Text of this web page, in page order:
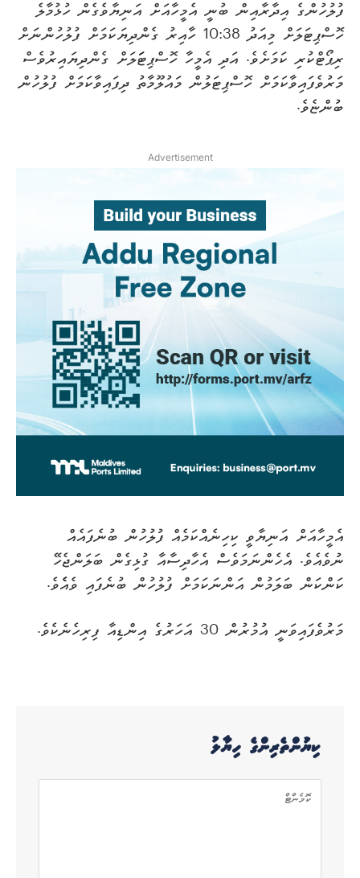
ފުލުހުންގެ އިދާރާއިން ބުނީ އެމީހާއަށް އަނިޔާވެގެން ހުޅުމާލެ
ހޮސްޕިޓަލަށް މިއަދު 10:38 ހާއިރު ގެންދިޔަކަމަށް ފުލުހުންނަށް
ރިޕޯޓްކުރި ކަމަށެވެ. އަދި އެމީހާ ހޮސްޕިޓަަލަށް ގެންދިޔައިރުވެސް
މަރުވެފައިވާކަމަށް ހޮސްޕިޓަލުން މައުލޫމާތު ދިފައިވާކަމަށް ފުލުހުން
ބުންޏެވެ.
Advertisement
އެމީހާއަށް އަނިޔާވީ ކިހިނެއްކަމެއް ފުލުހުން ބުނެފައެއް
ނުވެއެވެ. އެހެންނަމަވެސް އެހާދިސާއާ ގުޅިގެން ބަލަންޖެހޭ
ކަންކަން ބަލަމުން އަންނަކަމަށް ފުލުހުން ބުނެފައި ވެއެެވެ.
މަރުވެފައިވަނީ އުމުރުން 30 އަހަރުގެ އިންޑިއާ ފިރިހެނެކެވެ.
ކިޔުންތެރިންގެ ހިޔާލު